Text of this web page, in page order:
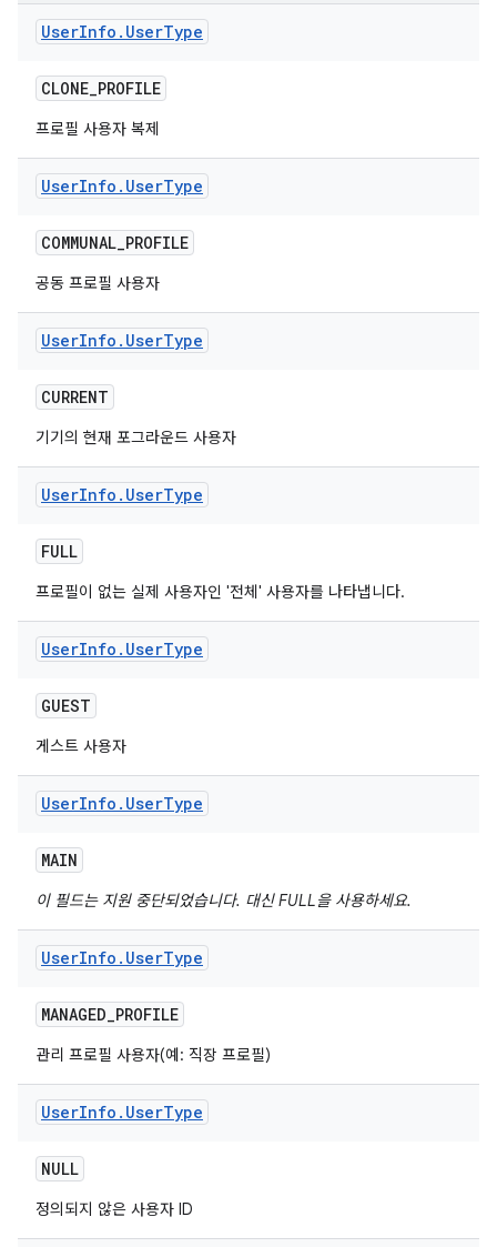
UserInfo . UserType
CLONE_PROFILE
프로필 사용자 복제
UserInfo . UserType
COMMUNAL_PROFILE
공동 프로필 사용자
UserInfo . UserType
CURRENT
기기의 현재 포그라운드 사용자
UserInfo . UserType
FULL
프로필이 없는 실제 사용자인 '전체' 사용자를 나타냅니다.
UserInfo . UserType
GUEST
게스트 사용자
UserInfo . UserType
MAIN
이 필드는 지원 중단되었습니다. 대신 FULL을 사용하세요.
UserInfo . UserType
MANAGED_PROFILE
관리 프로필 사용자(예: 직장 프로필)
UserInfo . UserType
NULL
정의되지 않은 사용자 ID